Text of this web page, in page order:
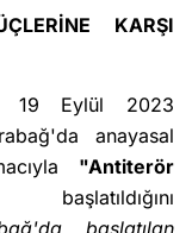
KARŞI
19 Eylül 2023
anayasal
"Antiterör
başlatıldığını